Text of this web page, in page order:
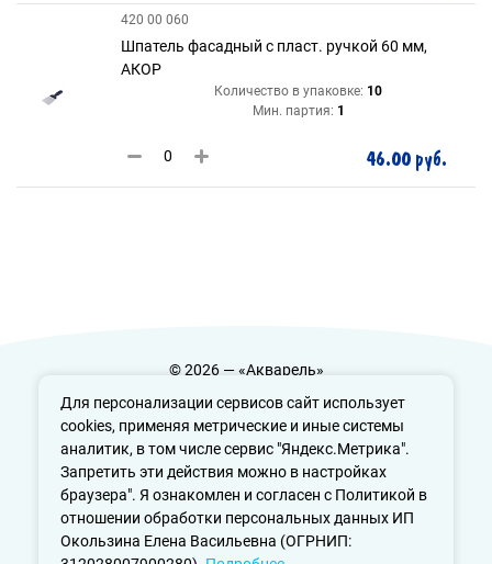
Для персонализации сервисов сайт использует
cookies, применяя метрические и иные системы
аналитик, в том числе сервис "Яндекс.Метрика".
Запретить эти действия можно в настройках
браузера". Я ознакомлен и согласен с Политикой в
отношении обработки персональных данных ИП
Окользина Елена Васильевна (ОГРНИП:
420 00 060
Шпатель фасадный с пласт. ручкой 60 мм,
АКОР
Количество в упаковке: 10
Мин. партия: 1
46.00 руб.
© 2026 — «Акварель»
Политика конфиденциальности